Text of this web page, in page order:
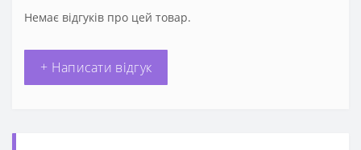
Немає відгуків про цей товар.
+ Написати відгук